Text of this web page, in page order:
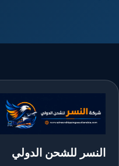
النسر للشحن الدولي